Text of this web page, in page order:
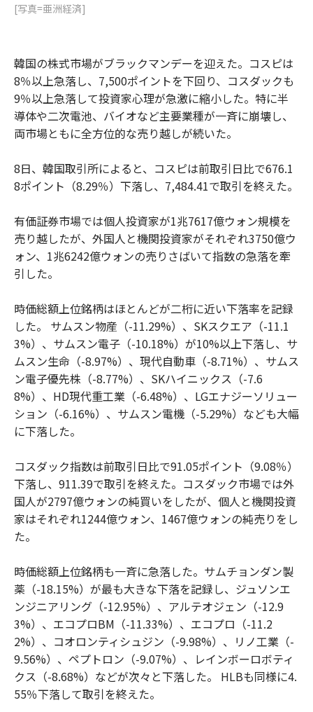
[写真=亜洲経済]
韓国の株式市場がブラックマンデーを迎えた。コスピは
8％以上急落し、7,500ポイントを下回り、コスダックも
9％以上急落して投資家心理が急激に縮小した。特に半
導体や二次電池、バイオなど主要業種が一斉に崩壊し、
両市場ともに全方位的な売り越しが続いた。
8日、韓国取引所によると、コスピは前取引日比で676.1
8ポイント（8.29％）下落し、7,484.41で取引を終えた。
有価証券市場では個人投資家が1兆7617億ウォン規模を
売り越したが、外国人と機関投資家がそれぞれ3750億ウ
ォン、1兆6242億ウォンの売りさばいて指数の急落を牽
引した。
時価総額上位銘柄はほとんどが二桁に近い下落率を記録
した。 サムスン物産（-11.29%）、SKスクエア（-11.1
3%）、サムスン電子（-10.18%）が10%以上下落し、サ
ムスン生命（-8.97%）、現代自動車（-8.71%）、サムス
ン電子優先株（-8.77%）、SKハイニックス（-7.6
8%）、HD現代重工業（-6.48%）、LGエナジーソリュー
ション（-6.16%）、サムスン電機（-5.29%）なども大幅
に下落した。
コスダック指数は前取引日比で91.05ポイント（9.08％）
下落し、911.39で取引を終えた。コスダック市場では外
国人が2797億ウォンの純買いをしたが、個人と機関投資
家はそれぞれ1244億ウォン、1467億ウォンの純売りをし
た。
時価総額上位銘柄も一斉に急落した。サムチョンダン製
薬（-18.15%）が最も大きな下落を記録し、ジュソンエ
ンジニアリング（-12.95%）、アルテオジェン（-12.9
3%）、エコプロBM（-11.33%）、エコプロ（-11.2
2%）、コオロンティシュジン（-9.98%）、リノ工業（-
9.56%）、ペプトロン（-9.07%）、レインボーロボティ
クス（-8.68%）などが次々と下落した。 HLBも同様に4.
55％下落して取引を終えた。